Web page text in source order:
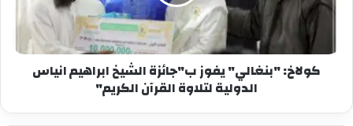
كولاخ: "بنغالي" يفوز ب"جائزة الشيخ ابراهيم انياس
الدولية لتلاوة القرآن الكريم"